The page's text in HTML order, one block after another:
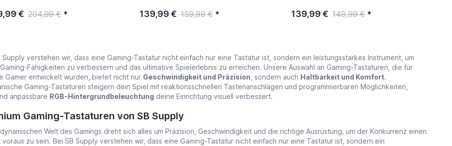
€ 204,99 € * 139,99 € 159,99 € * 139,99 € 149,99 € *
Supply verstehen wir, dass eine Gaming-Tastatur nicht einfach nur eine Tastatur ist, sondern ein leistungsstarkes Instrument, um
Fähigkeiten zu verbessern und das ultimative Spielerlebnis zu erreichen. Unsere Auswahl an Gaming-Tastaturen, die für
Gamer entwickelt wurden, bietet nicht nur Geschwindigkeit und Präzision, sondern auch Haltbarkeit und Komfort.
Gaming-Tastaturen steigern dein Spiel mit reaktionsschnellen Tastenanschlägen und programmierbaren Möglichkeiten,
anpassbare RGB-Hintergrundbeleuchtung deine Einrichtung visuell verbessert.
Gaming-Tastaturen von SB Supply
Welt des Gamings dreht sich alles um Präzision, Geschwindigkeit und die richtige Ausrüstung, um der Konkurrenz einen
voraus zu sein. Bei SB Supply verstehen wir, dass eine Gaming-Tastatur nicht einfach nur eine Tastatur ist, sondern ein